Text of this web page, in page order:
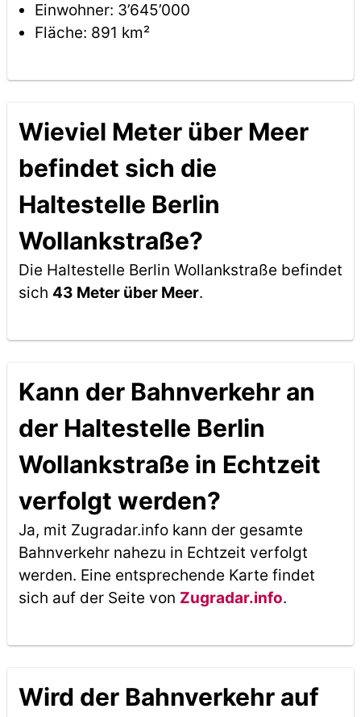
Einwohner: 3’645’000
Fläche: 891 km²
Wieviel Meter über Meer
befindet sich die
Haltestelle Berlin
Wollankstraße?
Die Haltestelle Berlin Wollankstraße befindet
sich 43 Meter über Meer.
Kann der Bahnverkehr an
der Haltestelle Berlin
Wollankstraße in Echtzeit
verfolgt werden?
Ja, mit Zugradar.info kann der gesamte
Bahnverkehr nahezu in Echtzeit verfolgt
werden. Eine entsprechende Karte findet
sich auf der Seite von Zugradar.info.
Wird der Bahnverkehr auf